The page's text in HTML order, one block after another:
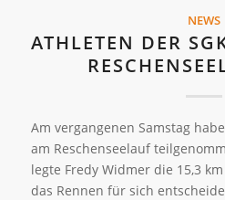
NEWS
ATHLETEN DER
Am vergangenen Samstag
am Reschenseelauf
legte Fredy Widmer die 15,3
das Rennen für sich